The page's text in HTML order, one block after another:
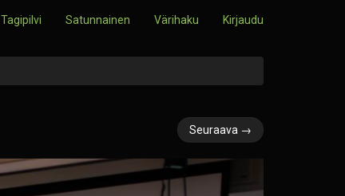
Tagipilvi Satunnainen Värihaku Kirjaudu
Seuraava →